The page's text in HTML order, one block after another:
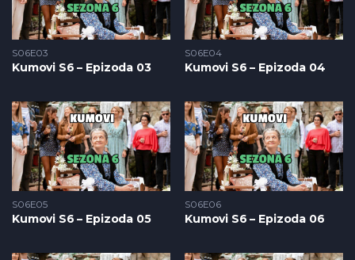
S06E03
Kumovi S6 – Epizoda 03
S06E04
Kumovi S6 – Epizoda 04
S06E05
Kumovi S6 – Epizoda 05
S06E06
Kumovi S6 – Epizoda 06